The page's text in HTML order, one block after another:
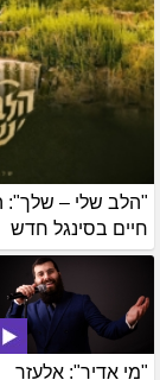
"הלב שלי –
חיים בסינגל חדש
"מי אדיר": אלעזר